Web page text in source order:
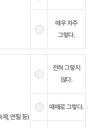
매우 자주
그렇다.
제, 연필 등)
전혀 그렇지
않다.
때때로 그렇다.